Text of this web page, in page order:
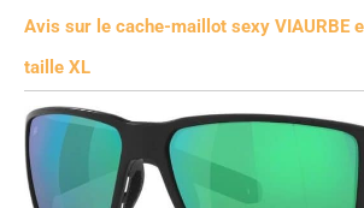
Avis sur le cache-maillot sexy VIAURBE
taille XL